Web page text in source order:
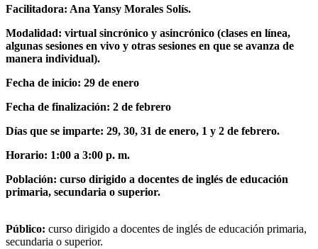
Facilitadora: Ana Yansy Morales Solís.
Modalidad: virtual sincrónico y asincrónico (clases en línea,
algunas sesiones en vivo y otras sesiones en que se avanza de
manera individual).
Fecha de inicio: 29 de enero
Fecha de finalización: 2 de febrero
Días que se imparte: 29, 30, 31 de enero, 1 y 2 de febrero.
Horario: 1:00 a 3:00 p. m.
Población: curso dirigido a docentes de inglés de educación
primaria, secundaria o superior.
Público: curso dirigido a docentes de inglés de educación primaria,
secundaria o superior.